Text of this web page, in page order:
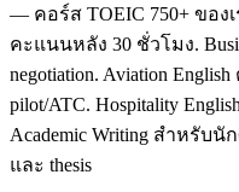
— คอร์ส TOEIC 750+ ของ
คะแนนหลัง 30 ชั่วโมง.
negotiation. Aviation
pilot/ATC. Hospitality
Academic Writing สำหรับนั
และ thesis